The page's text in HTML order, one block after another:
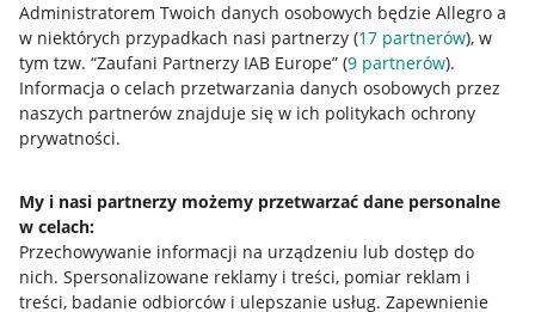
Administratorem Twoich danych osobowych będzie Allegro a
w niektórych przypadkach nasi partnerzy (17 partnerów), w
tym tzw. “Zaufani Partnerzy IAB Europe” (9 partnerów).
Informacja o celach przetwarzania danych osobowych przez
naszych partnerów znajduje się w ich politykach ochrony
prywatności.
My i nasi partnerzy możemy przetwarzać dane personalne
w celach:
Przechowywanie informacji na urządzeniu lub dostęp do
nich. Spersonalizowane reklamy i treści, pomiar reklam i
treści, badanie odbiorców i ulepszanie usług. Zapewnienie
Przydatne informacje
Jak to działa
Allegro Gadane dla sprzedających
Allegro Gadane dla kupujących